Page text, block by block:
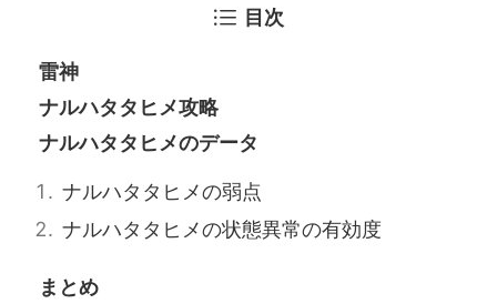
目次
雷神
ナルハタタヒメ攻略
ナルハタタヒメのデータ
ナルハタタヒメの弱点
ナルハタタヒメの状態異常の有効度
まとめ